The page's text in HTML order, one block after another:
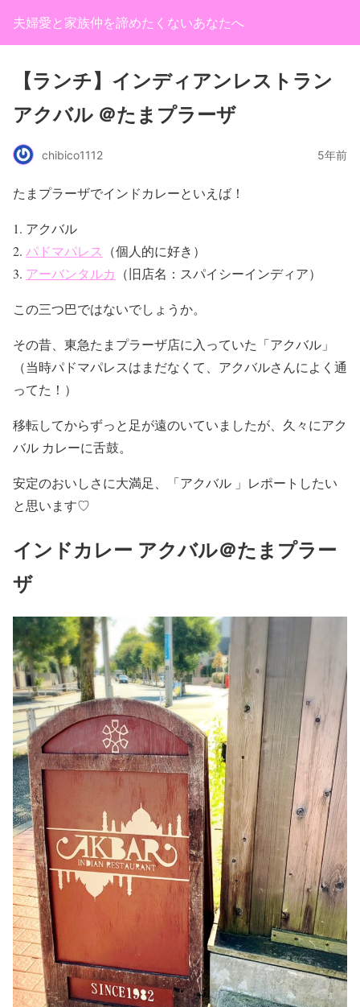
夫婦愛と家族仲を諦めたくないあなたへ
【ランチ】インディアンレストラン
アクバル ＠たまプラーザ
chibico1112 5年前
たまプラーザでインドカレーといえば！
アクバル
パドマパレス
（個人的に好き）
アーバンタルカ （旧店名：スパイシーインディア）
この三つ巴ではないでしょうか。
その昔、東急たまプラーザ店に入っていた「アクバル」
（当時パドマパレスはまだなくて、アクバルさんによく通
ってた！）
移転してからずっと足が遠のいていましたが、久々にアク
バル カレーに舌鼓。
安定のおいしさに大満足、「アクバル 」レポートしたい
と思います♡
インドカレー アクバル＠たまプラー
ザ